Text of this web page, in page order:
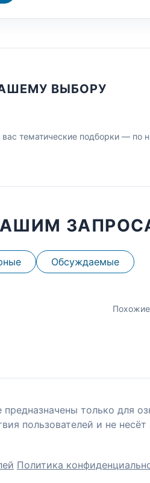
ВЫБОРУ
тематические подборки — по
Обсуждаемые
Похожие
только для
пользователей и не несёт
Политика